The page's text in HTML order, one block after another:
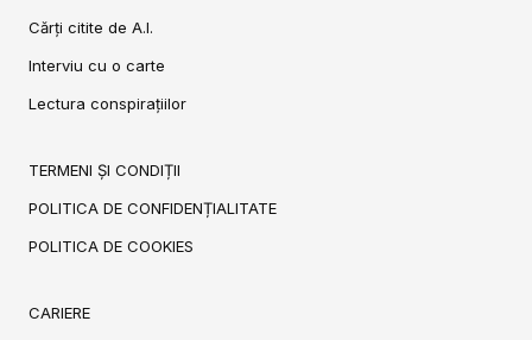
Cărți citite de A.I.
Interviu cu o carte
Lectura conspirațiilor
TERMENI ȘI CONDIȚII
POLITICA DE CONFIDENȚIALITATE
POLITICA DE COOKIES
CARIERE